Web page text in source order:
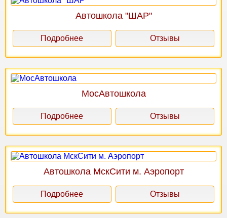
Автошкола "ШАР"
Подробнее Отзывы
МосАвтошкола
Подробнее Отзывы
Автошкола МскСити м. Аэропорт
Подробнее Отзывы